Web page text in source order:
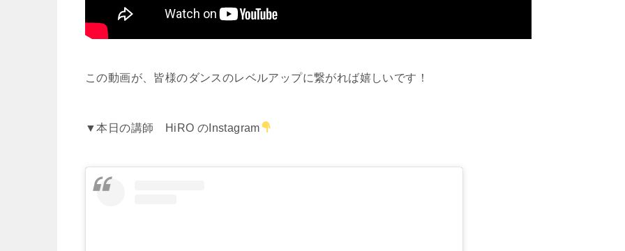
この動画が、皆様のダンスのレベルアップに繋がれば嬉しいです！
▼本日の講師 HiRO のInstagram